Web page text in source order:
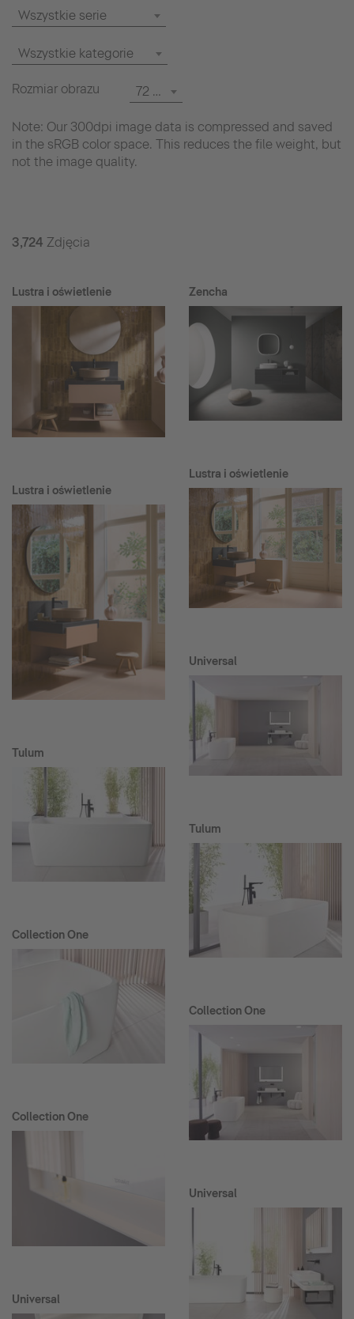
Wszystkie serie
Wszystkie kategorie
Rozmiar obrazu 72 dpi
Note: Our 300dpi image data is compressed and saved
in the sRGB color space. This reduces the file weight, but
not the image quality.
3,724 Zdjęcia
Lustra i oświetlenie
Lustra i oświetlenie
Tulum
Collection One
Collection One
Universal
Zencha
Lustra i oświetlenie
Universal
Tulum
Collection One
Universal